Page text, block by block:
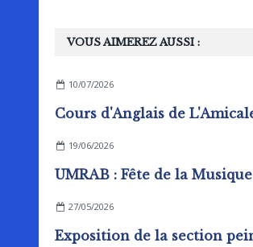
VOUS AIMEREZ AUSSI :
10/07/2026
19/06/2026
UMRAB : Fête de la Musique
27/05/2026